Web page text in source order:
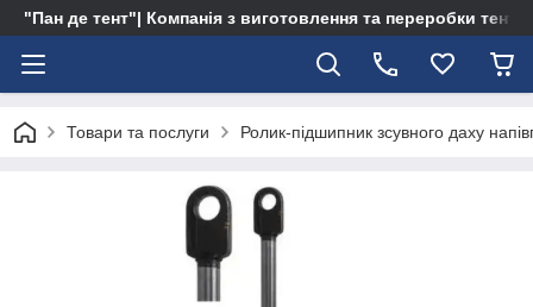
"Пан де тент"| Компанія з виготовлення та переробки тентів
Товари та послуги Ролик-підшипник зсувного даху